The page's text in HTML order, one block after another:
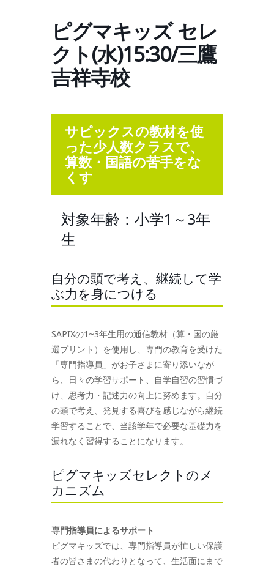
ピグマキッズ セレ
クト(水)15:30/三鷹
吉祥寺校
サピックスの教材を使
った少人数クラスで、
算数・国語の苦手をな
くす
対象年齢：小学1～3年
生
自分の頭で考え、継続して学
ぶ力を身につける
SAPIXの1~3年生用の通信教材（算・国の厳
選プリント）を使用し、専門の教育を受けた
「専門指導員」がお子さまに寄り添いなが
ら、日々の学習サポート、自学自習の習慣づ
け、思考力・記述力の向上に努めます。自分
の頭で考え、発見する喜びを感じながら継続
学習することで、当該学年で必要な基礎力を
漏れなく習得することになります。
ピグマキッズセレクトのメ
カニズム
専門指導員によるサポート
ピグマキッズでは、専門指導員が忙しい保護
者の皆さまの代わりとなって、生活面にまで